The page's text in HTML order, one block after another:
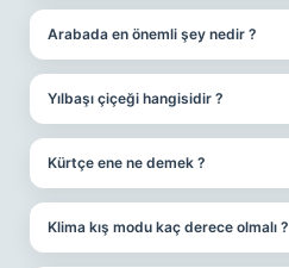
Arabada en önemli şey nedir ?
Yılbaşı çiçeği hangisidir ?
Kürtçe ene ne demek ?
Klima kış modu kaç derece olmalı ?